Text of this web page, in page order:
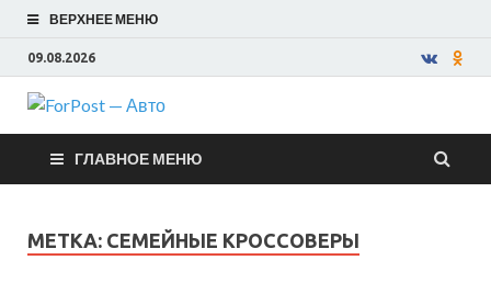
ВЕРХНЕЕ МЕНЮ
09.08.2026
ForPost —
Авто
ГЛАВНОЕ МЕНЮ
МЕТКА: СЕМЕЙНЫЕ КРОССОВЕРЫ